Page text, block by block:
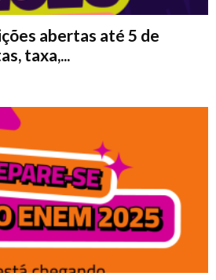
abertas até 5 de
taxa,...